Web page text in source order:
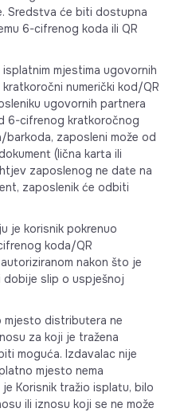
Sredstva će biti dostupna
6-cifrenog koda ili QR
mjestima ugovornih
numerički kod/QR
ugovornih partnera
6-cifrenog kratkoročnog
zaposleni može od
(lična karta ili
zaposlenog ne date na
zaposlenik će odbiti
je korisnik pokrenuo
koda/QR
nakon što je
slip o uspješnoj
mjesto distributera ne
za koji je tražena
moguća. Izdavalac nije
mjesto nema
Korisnik tražio isplatu, bilo
ili iznosu koji se ne može